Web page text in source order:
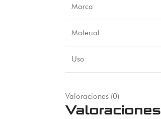
Marca
Material
Uso
Valoraciones (0)
Valoraciones